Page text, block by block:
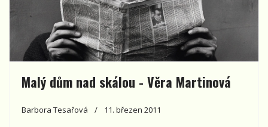
Malý dům nad skálou - Věra Martinová
Barbora Tesařová 11. březen 2011